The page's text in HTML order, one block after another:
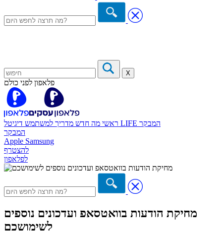
X
פלאפון לפני כולם
ראשי מה חדש מדריך למשתמש דיגיטל LIFE המבקר
המבקר
Apple Samsung
להצטרף
לפלאפון
מחיקת הודעות בוואטסאפ ועדכונים נוספים
לשימושכם